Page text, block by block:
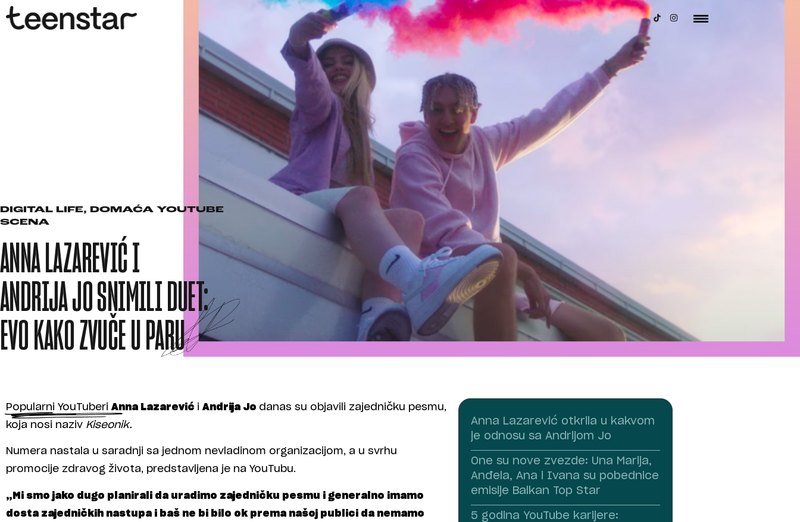
DIGITAL LIFE,
DOMAĆA YOUTUBE
SCENA
ANNA LAZAREVIĆ I
ANDRIJA JO SNIMILI DUET:
EVO KAKO ZVUČE U PARU
Popularni YouTuberi Anna Lazarević i Andrija Jo danas su objavili zajedničku pesmu,
koja nosi naziv Kiseonik.
Numera nastala u saradnji sa jednom nevladinom organizacijom, a u svrhu
promocije zdravog života, predstavljena je na YouTubu.
„Mi smo jako dugo planirali da uradimo zajedničku pesmu i generalno imamo
dosta zajedničkih nastupa i baš ne bi bilo ok prema našoj publici da nemamo
Anna Lazarević otkrila u kakvom
je odnosu sa Andrijom Jo
One su nove zvezde: Una Marija,
Anđela, Ana i Ivana su pobednice
emisije Balkan Top Star
5 godina YouTube karijere: